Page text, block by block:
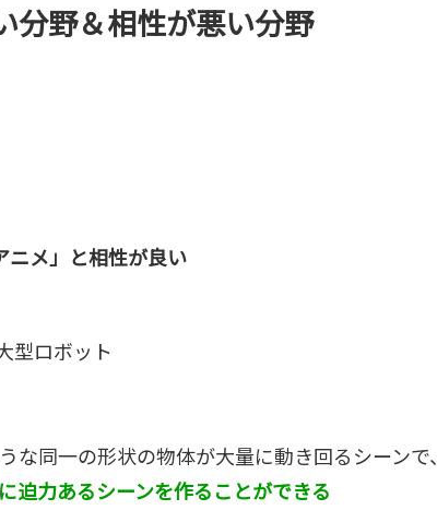
分野＆相性が悪い分野
ニメ」と相性が良い
型ロボット
な同一の形状の物体が大量に動き回るシーンで、
迫力あるシーンを作ることができる